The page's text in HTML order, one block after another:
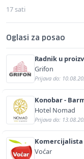
17 sati
Oglasi za posao
Radnik u
Grifon
Prijava do:
Konobar -
Hotel Nomad
Prijava do:
Komercijalista
Voćar